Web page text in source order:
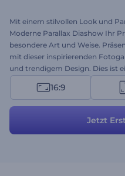
Mit einem stilvollen Look und
Moderne Parallax Diashow Ihr
besondere Art und Weise.
mit dieser inspirierenden
und trendigem Design. Dies ist
oder für spezielle Event-
oder professionelle Diashows,
Bilder hoch, ändern Sie den
16:9
Jetzt